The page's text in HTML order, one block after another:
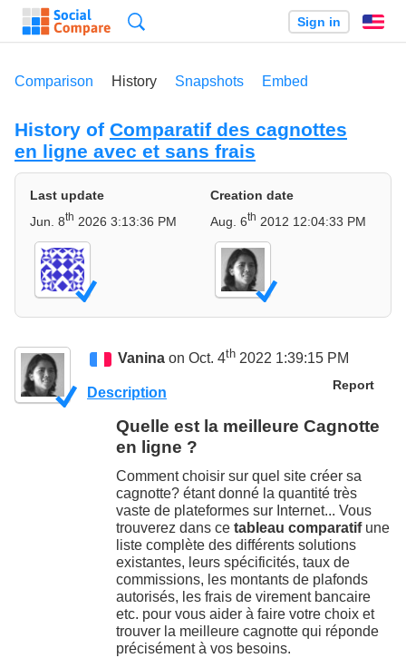
Sign in
Comparison History Snapshots Embed
History of Comparatif des cagnottes
en ligne avec et sans frais
Last update
Jun. 8th 2026 3:13:36 PM
Creation date
Aug. 6th 2012 12:04:33 PM
Vanina on Oct. 4th 2022 1:39:15 PM
Report
Description
Quelle est la meilleure Cagnotte
en ligne ?
Comment choisir sur quel site créer sa
cagnotte? étant donné la quantité très
vaste de plateformes sur Internet... Vous
trouverez dans ce tableau comparatifune
liste complète des différents solutions
existantes, leurs spécificités, taux de
commissions, les montants de plafonds
autorisés, les frais de virement bancaire
etc. pour vous aider à faire votre choix et
trouver la meilleure cagnotte qui réponde
précisément à vos besoins.